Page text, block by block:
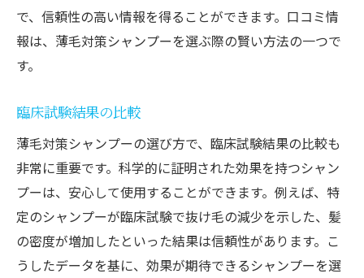
で、信頼性の高い情報を得ることができます。口コミ情
報は、薄毛対策シャンプーを選ぶ際の賢い方法の一つで
す。
臨床試験結果の比較
薄毛対策シャンプーの選び方で、臨床試験結果の比較も
非常に重要です。科学的に証明された効果を持つシャン
プーは、安心して使用することができます。例えば、特
定のシャンプーが臨床試験で抜け毛の減少を示した、髪
の密度が増加したといった結果は信頼性があります。こ
うしたデータを基に、効果が期待できるシャンプーを選